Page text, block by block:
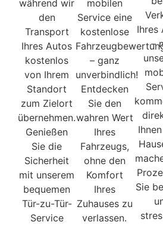
während wir
den
Transport
Ihres Autos
kostenlos
von Ihrem
Standort
zum Zielort
übernehmen.
Genießen
Sie die
Sicherheit
mit unserem
bequemen
Tür-zu-Tür-
Service
mobilen
Service eine
kostenlose
– ganz
unverbindlich!
Entdecken
Sie den
wahren Wert
Ihres
Fahrzeugs,
ohne den
Komfort
Ihres
Zuhauses zu
verlassen.
Ihres
–
Sie